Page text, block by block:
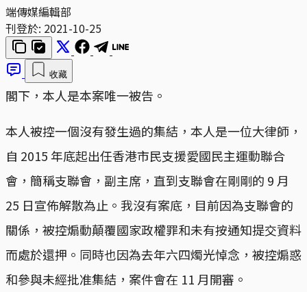
端傳媒編輯部
刊登於: 2021-10-25
收藏
閣下，本人是本案唯一被告。
本人被控一個沒有發生過的集結，本人是一位大律師，
自 2015 年底起出任香港市民支援愛國民主運動聯合
會，簡稱支聯會，副主席，直到支聯會在剛剛的 9 月
25 日宣佈解散為止。我沒有案底，目前因為支聯會的
關係，被控煽動顛覆國家政權罪和未有按通知提交資料
而處於還押。同時也因為去年六四燭光悼念，被控煽惑
和參與未經批准集結，案件會在 11 月開審。